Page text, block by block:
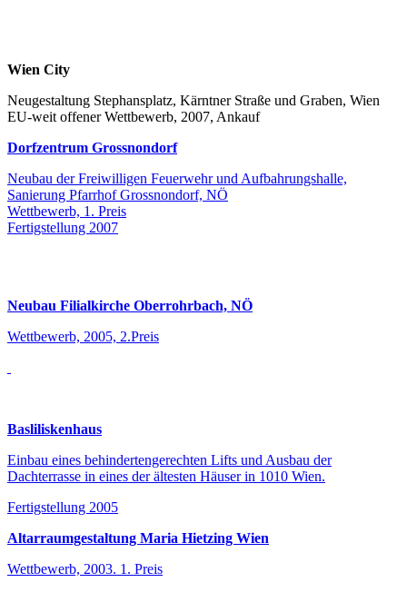
Wien City
Neugestaltung Stephansplatz, Kärntner Straße und Graben, Wien
EU-weit offener Wettbewerb, 2007, Ankauf
Dorfzentrum Grossnondorf
Neubau der Freiwilligen Feuerwehr und Aufbahrungshalle,
Sanierung Pfarrhof Grossnondorf, NÖ
Wettbewerb, 1. Preis
Fertigstellung 2007
Neubau Filialkirche Oberrohrbach, NÖ
Wettbewerb, 2005, 2.Preis
Basliliskenhaus
Einbau eines behindertengerechten Lifts und Ausbau der
Dachterrasse in eines der ältesten Häuser in 1010 Wien.
Fertigstellung 2005
Altarraumgestaltung Maria Hietzing Wien
Wettbewerb, 2003. 1. Preis